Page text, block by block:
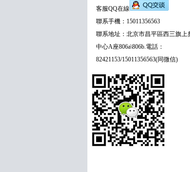
客服QQ在線
聯系手機：15011356563
聯系地址：北京市昌平區西三旗上
中心A座806a\806b.電話：
82421153/15011356563(同微信)